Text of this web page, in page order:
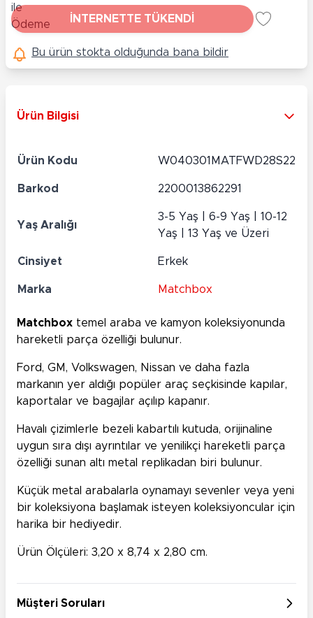
İNTERNETTE TÜKENDİ
Bu ürün stokta olduğunda bana bildir
Ürün Bilgisi
Ürün Kodu W040301MATFWD28S22
Barkod 2200013862291
Yaş Aralığı
3-5 Yaş | 6-9 Yaş | 10-12
Yaş | 13 Yaş ve Üzeri
Cinsiyet Erkek
Marka Matchbox
Matchbox temel araba ve kamyon koleksiyonunda
hareketli parça özelliği bulunur.
Ford, GM, Volkswagen, Nissan ve daha fazla
markanın yer aldığı popüler araç seçkisinde kapılar,
kaportalar ve bagajlar açılıp kapanır.
Havalı çizimlerle bezeli kabartılı kutuda, orijinaline
uygun sıra dışı ayrıntılar ve yenilikçi hareketli parça
özelliği sunan altı metal replikadan biri bulunur.
Küçük metal arabalarla oynamayı sevenler veya yeni
bir koleksiyona başlamak isteyen koleksiyoncular için
harika bir hediyedir.
Ürün Ölçüleri: 3,20 x 8,74 x 2,80 cm.
Müşteri Soruları